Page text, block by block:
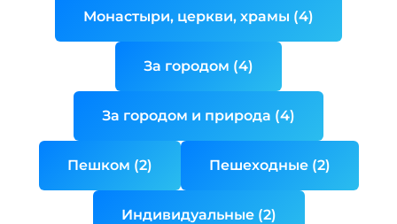
Монастыри, церкви, храмы (4)
За городом (4)
За городом и природа (4)
Пешком (2) Пешеходные (2)
Индивидуальные (2)